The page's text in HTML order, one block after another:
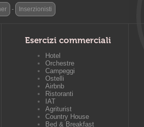
- Inserzionisti
Esercizi commerciali
Hotel
Orchestre
Campeggi
Ostelli
Airbnb
Ristoranti
IAT
Agriturist
Country House
Bed & Breakfast